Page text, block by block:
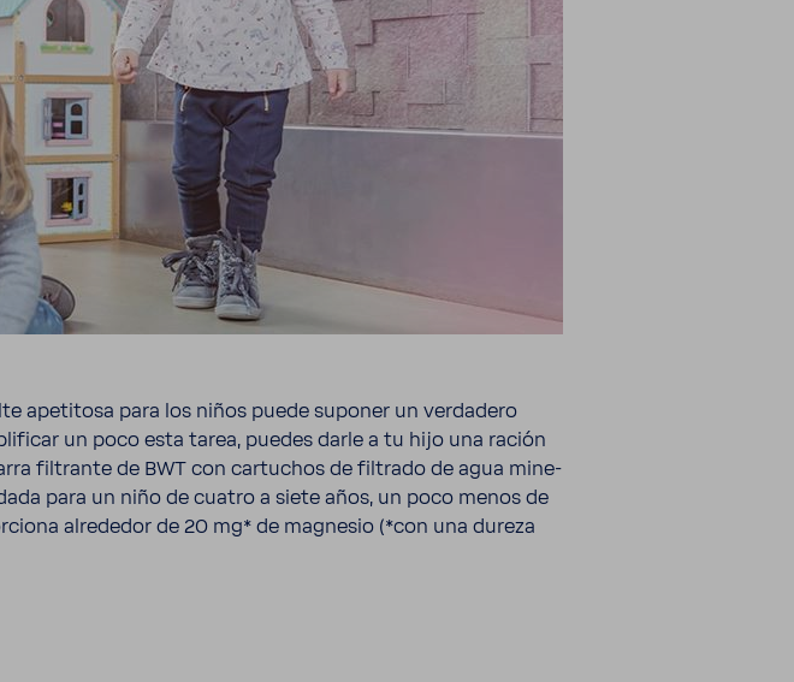
apeti­tosa para los niños puede suponer un verda­dero
un poco esta tarea, puedes darle a tu hijo una ración
filtrante de BWT con cartu­chos de filtrado de agua mine­
para un niño de cuatro a siete años, un poco menos de
alre­dedor de 20 mg* de magnesio (*con una dureza